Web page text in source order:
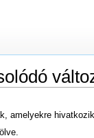
amelyekre